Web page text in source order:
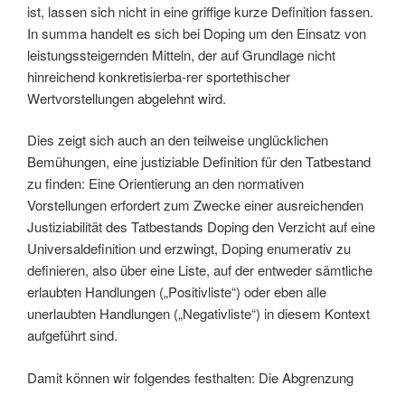
ist, lassen sich nicht in eine griffige kurze Definition fassen.
In summa handelt es sich bei Doping um den Einsatz von
leistungssteigernden Mitteln, der auf Grundlage nicht
hinreichend konkretisierba-rer sportethischer
Wertvorstellungen abgelehnt wird.
Dies zeigt sich auch an den teilweise unglücklichen
Bemühungen, eine justiziable Definition für den Tatbestand
zu finden: Eine Orientierung an den normativen
Vorstellungen erfordert zum Zwecke einer ausreichenden
Justiziabilität des Tatbestands Doping den Verzicht auf eine
Universaldefinition und erzwingt, Doping enumerativ zu
definieren, also über eine Liste, auf der entweder sämtliche
erlaubten Handlungen („Positivliste“) oder eben alle
unerlaubten Handlungen („Negativliste“) in diesem Kontext
aufgeführt sind.
Damit können wir folgendes festhalten: Die Abgrenzung